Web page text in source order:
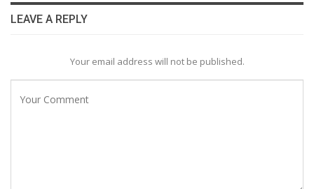
LEAVE A REPLY
Your email address will not be published.